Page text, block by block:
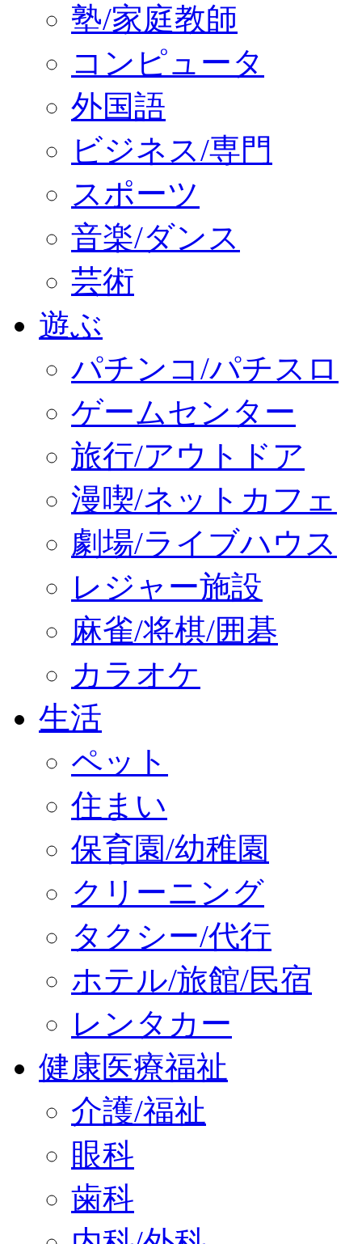
塾/家庭教師
コンピュータ
外国語
ビジネス/専門
スポーツ
音楽/ダンス
芸術
遊ぶ
パチンコ/パチスロ
ゲームセンター
旅行/アウトドア
漫喫/ネットカフェ
劇場/ライブハウス
レジャー施設
麻雀/将棋/囲碁
カラオケ
生活
ペット
住まい
保育園/幼稚園
クリーニング
タクシー/代行
ホテル/旅館/民宿
レンタカー
健康医療福祉
介護/福祉
眼科
歯科